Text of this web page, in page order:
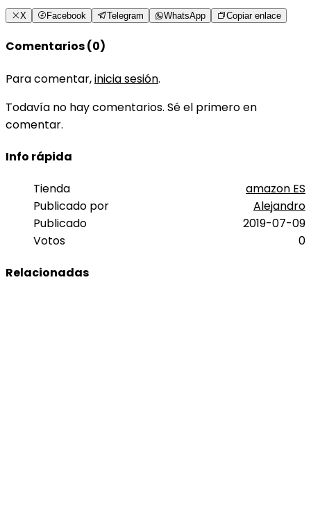
X Facebook Telegram WhatsApp Copiar enlace
Comentarios (0)
Para comentar,inicia sesión.
Todavía no hay comentarios. Sé el primero en
comentar.
Info rápida
Tienda
amazon ES
Publicado por
Alejandro
Publicado
2019-07-09
Votos
0
Relacionadas